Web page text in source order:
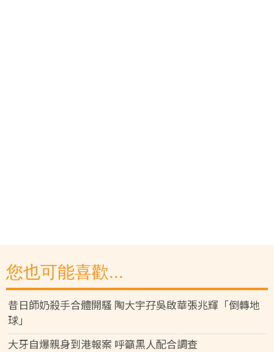
您也可能喜歡...
昔日師奶殺手合體開騷 陶大宇孖吳啟華張兆輝「倒轉地
球」
大牙自爆親身到港報案 呼籲黑人配合調查